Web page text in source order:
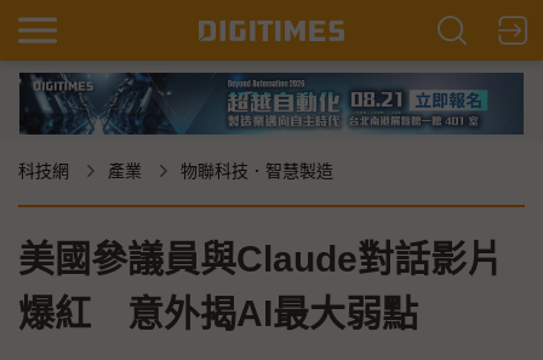
科技網 產業 物聯科技．智慧製造
美國參議員與Claude對話影片
爆紅 意外揭AI最大弱點